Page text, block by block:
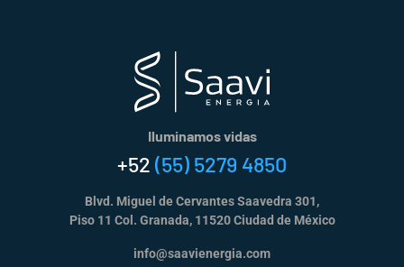
Iluminamos vidas
+52 (55) 5279 4850
Blvd. Miguel de Cervantes Saavedra 301,
Piso 11 Col. Granada, 11520 Ciudad de México
info@saavienergia.com